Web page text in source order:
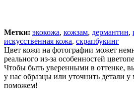
Метки: экокожа, кожзам, дермантин,
искусственная кожа, скрапбукинг
Цвет кожи на фотографии может
реального из-за особенностей
Чтобы быть уверенными в оттенке,
у нас образцы или уточнить детали
поможем!